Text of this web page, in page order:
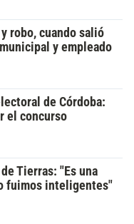
robo, cuando salió
y empleado
de Córdoba:
el concurso
Tierras: "Es una
fuimos inteligentes"